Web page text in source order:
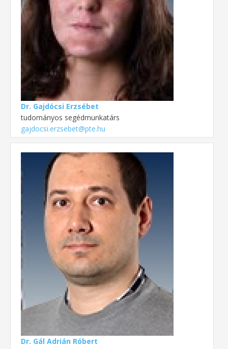
Dr. Gajdócsi Erzsébet
tudományos segédmunkatárs
gajdocsi.erzsebet@pte.hu
Dr. Gál Adrián Róbert